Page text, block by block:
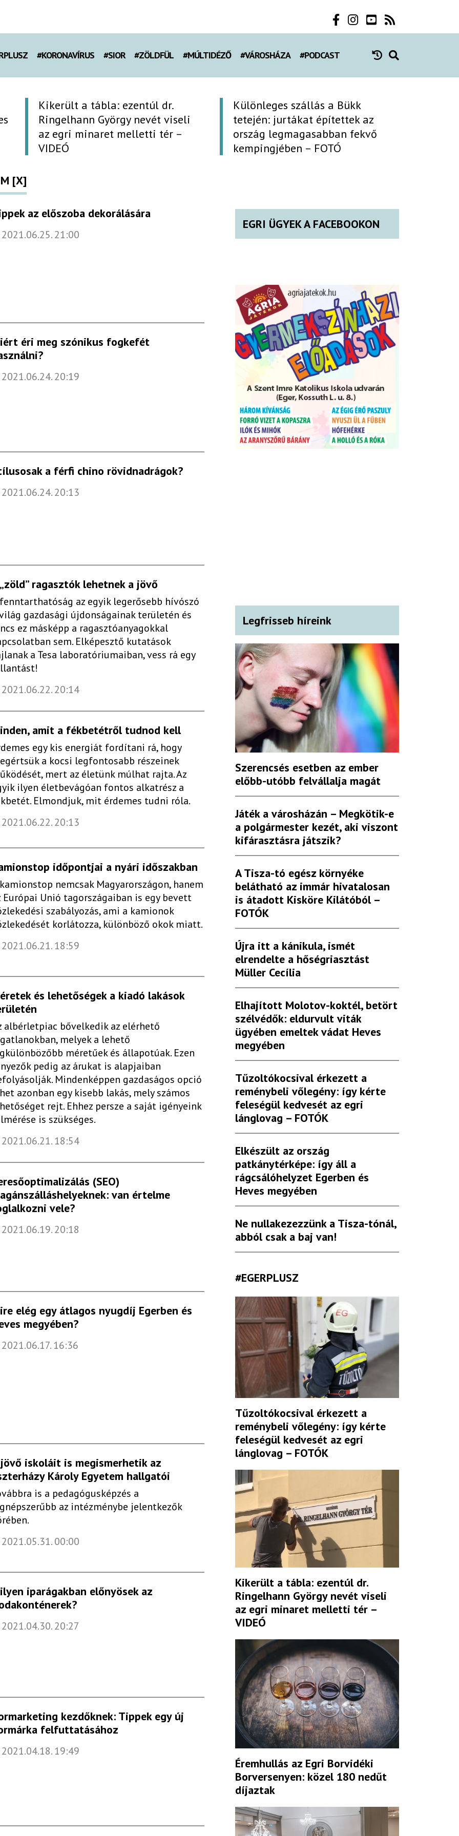
#KORONAVÍRUS #SIOR #ZÖLDFÜL #MÚLTIDÉZŐ #VÁROSHÁZA #PODCAST
Kikerült a tábla: ezentúl dr.
Ringelhann György nevét viseli
az egri minaret melletti tér –
VIDEÓ
Különleges szállás a Bükk
tetején: jurtákat építettek az
ország legmagasabban fekvő
kempingjében – FOTÓ
[X]
az előszoba dekorálására
2021.06.25. 21:00
éri meg szónikus fogkefét
2021.06.24. 20:19
a férfi chino rövidnadrágok?
2021.06.24. 20:13
ragasztók lehetnek a jövő
az egyik legerősebb hívószó
gazdasági újdonságainak területén és
ez másképp a ragasztóanyagokkal
sem. Elképesztő kutatások
a Tesa laboratóriumaiban, vess rá egy
2021.06.22. 20:14
amit a fékbetétről tudnod kell
egy kis energiát fordítani rá, hogy
a kocsi legfontosabb részeinek
mert az életünk múlhat rajta. Az
ilyen életbevágóan fontos alkatrész a
Elmondjuk, mit érdemes tudni róla.
2021.06.22. 20:13
időpontjai a nyári időszakban
nemcsak Magyarországon, hanem
Európai Unió tagországaiban is egy bevett
szabályozás, ami a kamionok
korlátozza, különböző okok miatt.
2021.06.21. 18:59
és lehetőségek a kiadó lakások
albérletpiac bővelkedik az elérhető
melyek a lehető
méretűek és állapotúak. Ezen
pedig az árukat is alapjaiban
Mindenképpen gazdaságos opció
azonban egy kisebb lakás, mely számos
rejt. Ehhez persze a saját igényeink
is szükséges.
2021.06.21. 18:54
(SEO)
van értelme
vele?
2021.06.19. 20:18
elég egy átlagos nyugdíj Egerben és
megyében?
2021.06.17. 16:36
iskoláit is megismerhetik az
Károly Egyetem hallgatói
is a pedagógusképzés a
az intézménybe jelentkezők
2021.05.31. 00:00
iparágakban előnyösek az
2021.04.30. 20:27
kezdőknek: Tippek egy új
felfuttatásához
2021.04.18. 19:49
EGRI ÜGYEK A FACEBOOKON
Legfrisseb híreink
Szerencsés esetben az ember
előbb-utóbb felvállalja magát
Játék a városházán – Megkötik-e
a polgármester kezét, aki viszont
kifárasztásra játszik?
A Tisza-tó egész környéke
belátható az immár hivatalosan
is átadott Kisköre Kilátóból –
FOTÓK
Újra itt a kánikula, ismét
elrendelte a hőségriasztást
Müller Cecília
Elhajított Molotov-koktél, betört
szélvédők: eldurvult viták
ügyében emeltek vádat Heves
megyében
Tűzoltókocsival érkezett a
reménybeli vőlegény: így kérte
feleségül kedvesét az egri
lánglovag – FOTÓK
Elkészült az ország
patkánytérképe: így áll a
rágcsálóhelyzet Egerben és
Heves megyében
Ne nullakezezzünk a Tisza-tónál,
abból csak a baj van!
#EGERPLUSZ
Tűzoltókocsival érkezett a
reménybeli vőlegény: így kérte
feleségül kedvesét az egri
lánglovag – FOTÓK
Kikerült a tábla: ezentúl dr.
Ringelhann György nevét viseli
az egri minaret melletti tér –
VIDEÓ
Éremhullás az Egri Borvidéki
Borversenyen: közel 180 nedűt
díjaztak